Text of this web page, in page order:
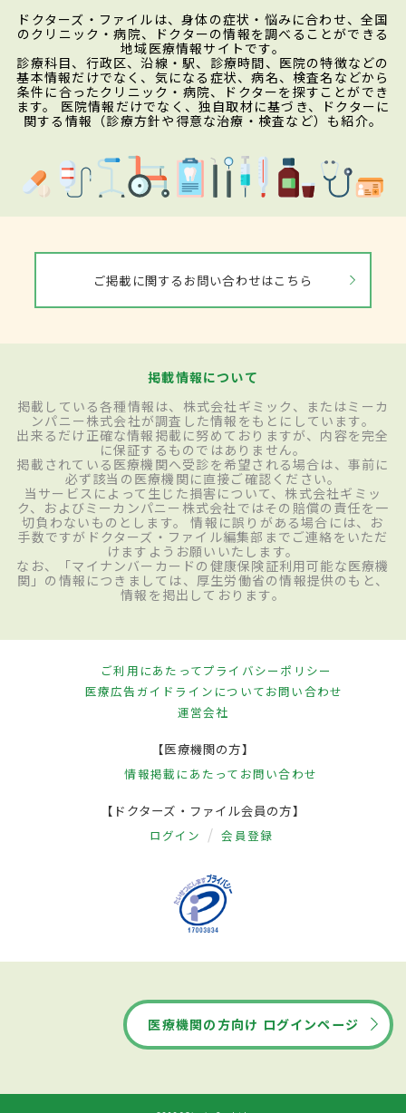
ドクターズ・ファイルは、身体の症状・悩みに合わせ、全国
のクリニック・病院、ドクターの情報を調べることができる
地域医療情報サイトです。
診療科目、行政区、沿線・駅、診療時間、医院の特徴などの
基本情報だけでなく、気になる症状、病名、検査名などから
条件に合ったクリニック・病院、ドクターを探すことができ
ます。 医院情報だけでなく、独自取材に基づき、ドクターに
関する情報（診療方針や得意な治療・検査など）も紹介。
ご掲載に関するお問い合わせはこちら
掲載情報について
掲載している各種情報は、株式会社ギミック、またはミーカ
ンパニー株式会社が調査した情報をもとにしています。
出来るだけ正確な情報掲載に努めておりますが、内容を完全
に保証するものではありません。
掲載されている医療機関へ受診を希望される場合は、事前に
必ず該当の医療機関に直接ご確認ください。
当サービスによって生じた損害について、株式会社ギミッ
ク、およびミーカンパニー株式会社ではその賠償の責任を一
切負わないものとします。 情報に誤りがある場合には、お
手数ですがドクターズ・ファイル編集部までご連絡をいただ
けますようお願いいたします。
なお、「マイナンバーカードの健康保険証利用可能な医療機
関」の情報につきましては、厚生労働省の情報提供のもと、
情報を掲出しております。
ご利用にあたってプライバシーポリシー
医療広告ガイドラインについてお問い合わせ
運営会社
【医療機関の方】
情報掲載にあたって お問い合わせ
【ドクターズ・ファイル会員の方】
ログイン 会員登録
医療機関の方向け ログインページ